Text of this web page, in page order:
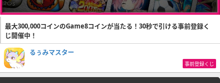
最大300,000コインのGame8コインが当たる！30秒で引ける事前登録く
じ開催中！
るぅみマスター
事前登録くじ